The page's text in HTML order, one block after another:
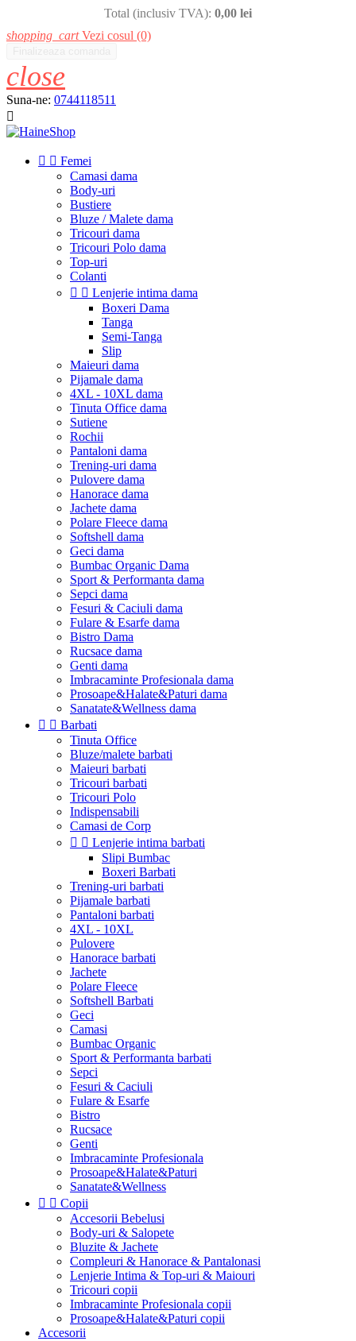
Total (inclusiv TVA): 0,00 lei
shopping_cart Vezi cosul (0)
close
Suna-ne: 0744118511

  Femei
Camasi dama
Body-uri
Bustiere
Bluze / Malete dama
Tricouri dama
Tricouri Polo dama
Top-uri
Colanti
  Lenjerie intima dama
Boxeri Dama
Tanga
Semi-Tanga
Slip
Maieuri dama
Pijamale dama
4XL - 10XL dama
Tinuta Office dama
Sutiene
Rochii
Pantaloni dama
Trening-uri dama
Pulovere dama
Hanorace dama
Jachete dama
Polare Fleece dama
Softshell dama
Geci dama
Bumbac Organic Dama
Sport & Performanta dama
Sepci dama
Fesuri & Caciuli dama
Fulare & Esarfe dama
Bistro Dama
Rucsace dama
Genti dama
Imbracaminte Profesionala dama
Prosoape&Halate&Paturi dama
Sanatate&Wellness dama
  Barbati
Tinuta Office
Bluze/malete barbati
Maieuri barbati
Tricouri barbati
Tricouri Polo
Indispensabili
Camasi de Corp
  Lenjerie intima barbati
Slipi Bumbac
Boxeri Barbati
Trening-uri barbati
Pijamale barbati
Pantaloni barbati
4XL - 10XL
Pulovere
Hanorace barbati
Jachete
Polare Fleece
Softshell Barbati
Geci
Camasi
Bumbac Organic
Sport & Performanta barbati
Sepci
Fesuri & Caciuli
Fulare & Esarfe
Bistro
Rucsace
Genti
Imbracaminte Profesionala
Prosoape&Halate&Paturi
Sanatate&Wellness
  Copii
Accesorii Bebelusi
Body-uri & Salopete
Bluzite & Jachete
Compleuri & Hanorace & Pantalonasi
Lenjerie Intima & Top-uri & Maiouri
Tricouri copii
Imbracaminte Profesionala copii
Prosoape&Halate&Paturi copii
Accesorii